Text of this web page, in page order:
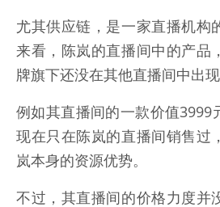
尤其供应链，是一家直播机构
来看，陈岚的直播间中的产品
牌旗下还没在其他直播间中出现
例如其直播间的一款价值3999
现在只在陈岚的直播间销售过
岚本身的资源优势。
不过，其直播间的价格力度并